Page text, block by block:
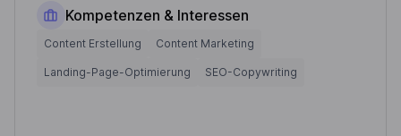
Kompetenzen & Interessen
Content Erstellung Content Marketing
Landing-Page-Optimierung SEO-Copywriting